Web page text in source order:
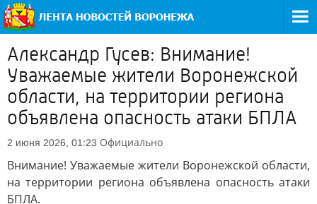
Александр Гусев: Внимание!
Уважаемые жители Воронежской
области, на территории региона
объявлена опасность атаки БПЛА
2 июня 2026, 01:23 Официально
Внимание! Уважаемые жители Воронежской области,
на территории региона объявлена опасность атаки
БПЛА.